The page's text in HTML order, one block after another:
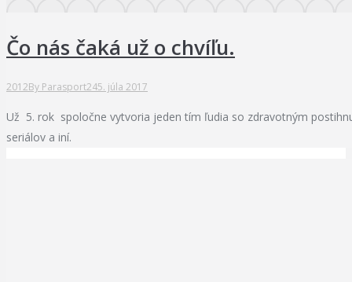
Čo nás čaká už o chvíľu.
2012By Parasport245. júla 2017
Už 5. rok spoločne vytvoria jeden tím ľudia so zdravotným
seriálov a iní.